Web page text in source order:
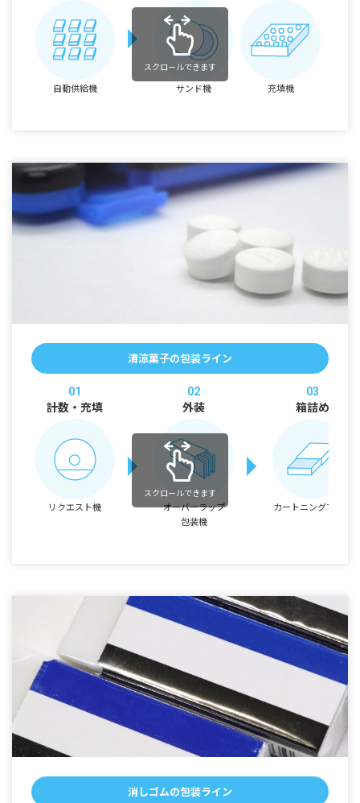
自動供給機 サンド機 充填機
スクロールできます
清涼菓子の包装ライン
01
計数・充填
リクエスト機
02
外装
オーバーラップ
包装機
03
箱詰め
カートニングマシン
スクロールできます
消しゴムの包装ライン